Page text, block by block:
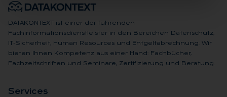
DATAKONTEXT ist einer der führenden
Fachinformationsdienstleister in den Bereichen Datenschutz,
IT-Sicherheit, Human Resources und Entgeltabrechnung. Wir
bieten Ihnen Kompetenz aus einer Hand: Fachbücher,
Fachzeitschriften und Seminare, Zertifizierung und Beratung.
Ser­vices